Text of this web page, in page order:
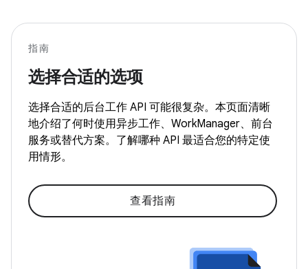
指南
选择合适的选项
选择合适的后台工作 API 可能很复杂。本页面清晰
地介绍了何时使用异步工作、WorkManager、前台
服务或替代方案。了解哪种 API 最适合您的特定使
用情形。
查看指南